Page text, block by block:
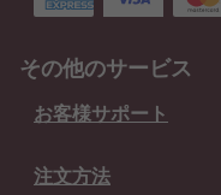
その他のサービス
お客様サポート
注文方法